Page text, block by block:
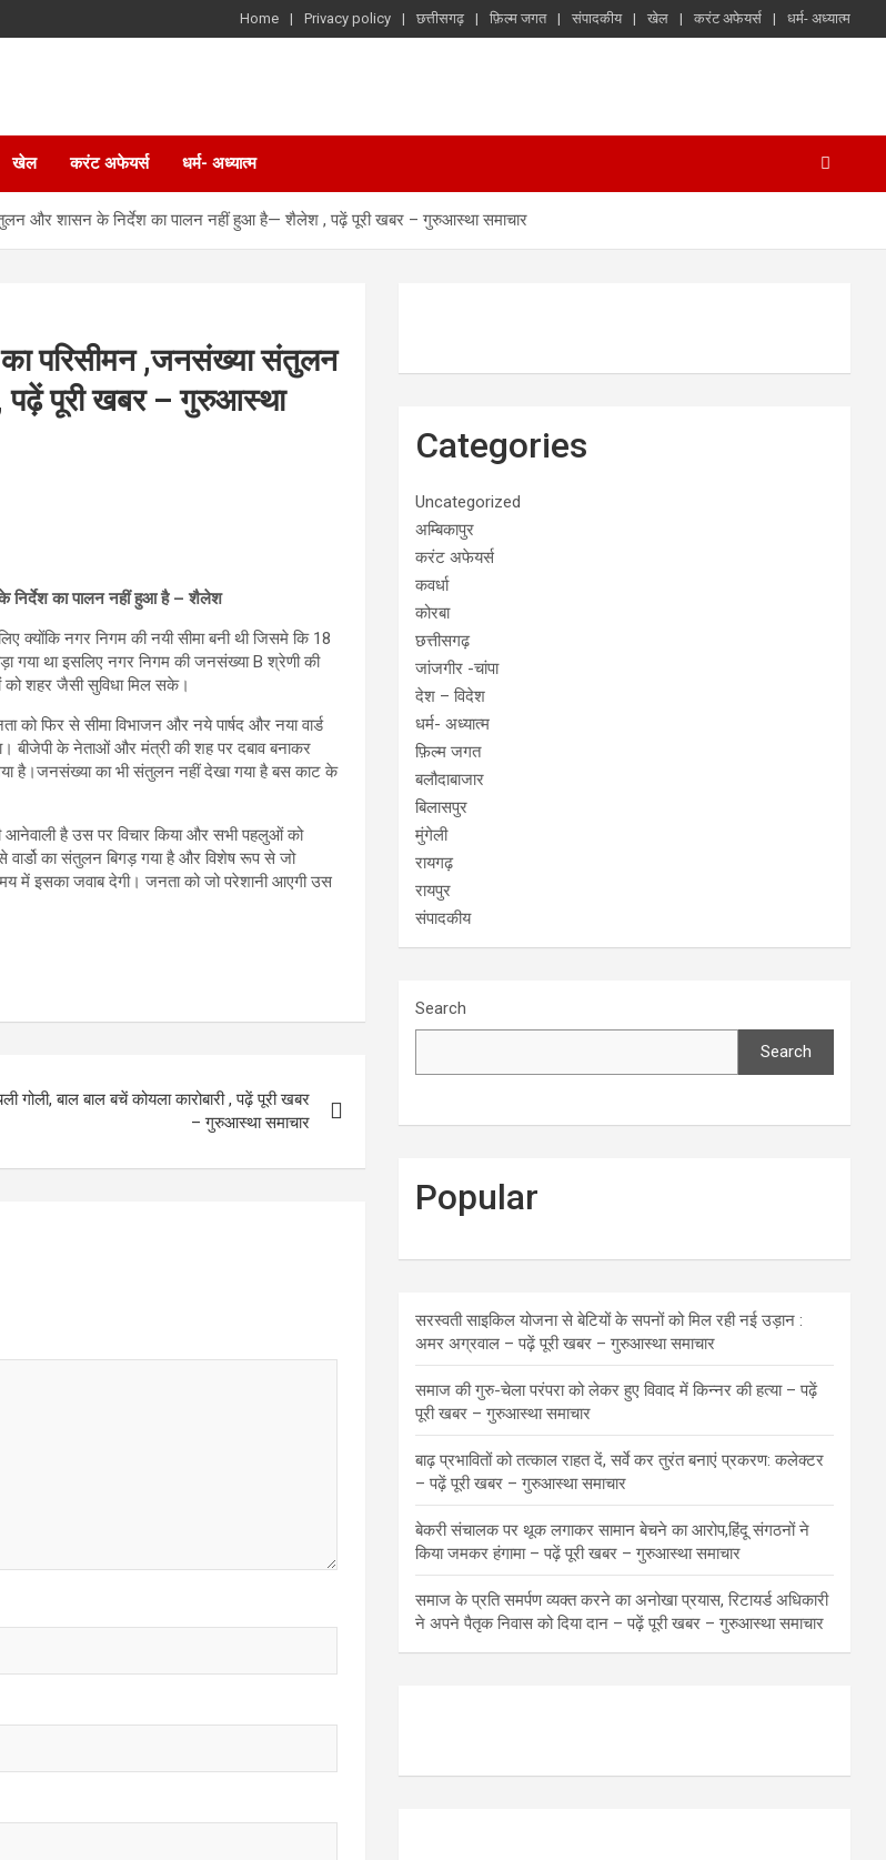
Home Privacy policy छत्तीसगढ़ फ़िल्म जगत संपादकीय खेल करंट अफेयर्स धर्म- अध्यात्म
खेल करंट अफेयर्स धर्म- अध्यात्म
और शासन के निर्देश का पालन नहीं हुआ है— शैलेश , पढ़ें पूरी खबर – गुरुआस्था समाचार
का परिसीमन ,जनसंख्या संतुलन
पूरी खबर – गुरुआस्था
निर्देश का पालन नहीं हुआ है – शैलेश
क्योंकि नगर निगम की नयी सीमा बनी थी जिसमे कि 18
गया था इसलिए नगर निगम की जनसंख्या B श्रेणी की
को शहर जैसी सुविधा मिल सके।
को फिर से सीमा विभाजन और नये पार्षद और नया वार्ड
बीजेपी के नेताओं और मंत्री की शह पर दबाव बनाकर
गया है।जनसंख्या का भी संतुलन नहीं देखा गया है बस काट के
है उस पर विचार किया और सभी पहलुओं को
का संतुलन बिगड़ गया है और विशेष रूप से जो
में इसका जवाब देगी। जनता को जो परेशानी आएगी उस
गोली, बाल बाल बचें कोयला कारोबारी , पढ़ें पूरी खबर
– गुरुआस्था समाचार
Categories
Uncategorized
अम्बिकापुर
करंट अफेयर्स
कवर्धा
कोरबा
छत्तीसगढ़
जांजगीर -चांपा
देश – विदेश
धर्म- अध्यात्म
फ़िल्म जगत
बलौदाबाजार
बिलासपुर
मुंगेली
रायगढ़
रायपुर
संपादकीय
Search
Search
Popular
सरस्वती साइकिल योजना से बेटियों के सपनों को मिल रही नई उड़ान :
अमर अग्रवाल – पढ़ें पूरी खबर – गुरुआस्था समाचार
समाज की गुरु-चेला परंपरा को लेकर हुए विवाद में किन्नर की हत्या – पढ़ें
पूरी खबर – गुरुआस्था समाचार
बाढ़ प्रभावितों को तत्काल राहत दें, सर्वे कर तुरंत बनाएं प्रकरण: कलेक्टर
– पढ़ें पूरी खबर – गुरुआस्था समाचार
बेकरी संचालक पर थूक लगाकर सामान बेचने का आरोप,हिंदू संगठनों ने
किया जमकर हंगामा – पढ़ें पूरी खबर – गुरुआस्था समाचार
समाज के प्रति समर्पण व्यक्त करने का अनोखा प्रयास, रिटायर्ड अधिकारी
ने अपने पैतृक निवास को दिया दान – पढ़ें पूरी खबर – गुरुआस्था समाचार